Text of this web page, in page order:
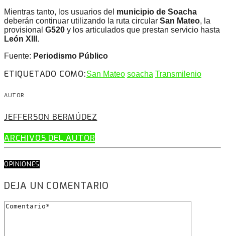
Mientras tanto, los usuarios del municipio de Soacha
deberán continuar utilizando la ruta circular San Mateo, la
provisional G520 y los articulados que prestan servicio hasta
León XIII .
Fuente: Periodismo Público
ETIQUETADO COMO:San Mateo soacha Transmilenio
AUTOR
JEFFERSON BERMÚDEZ
ARCHIVOS DEL AUTOR
OPINIONES
DEJA UN COMENTARIO